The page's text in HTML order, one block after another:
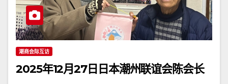
潮商会际互访
2025年12月27日日本潮州联谊会陈会长